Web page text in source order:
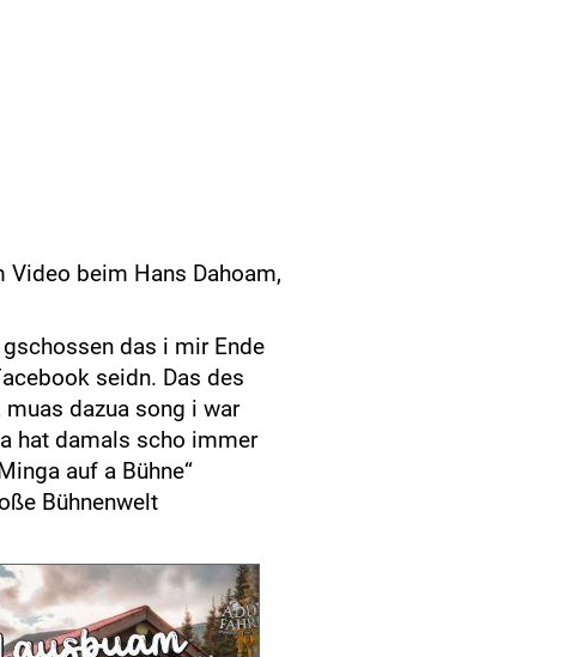
beim Hans Dahoam,
das i mir Ende
seidn. Das des
dazua song i war
hat damals scho immer
auf a Bühne‘‘
Bühnenwelt